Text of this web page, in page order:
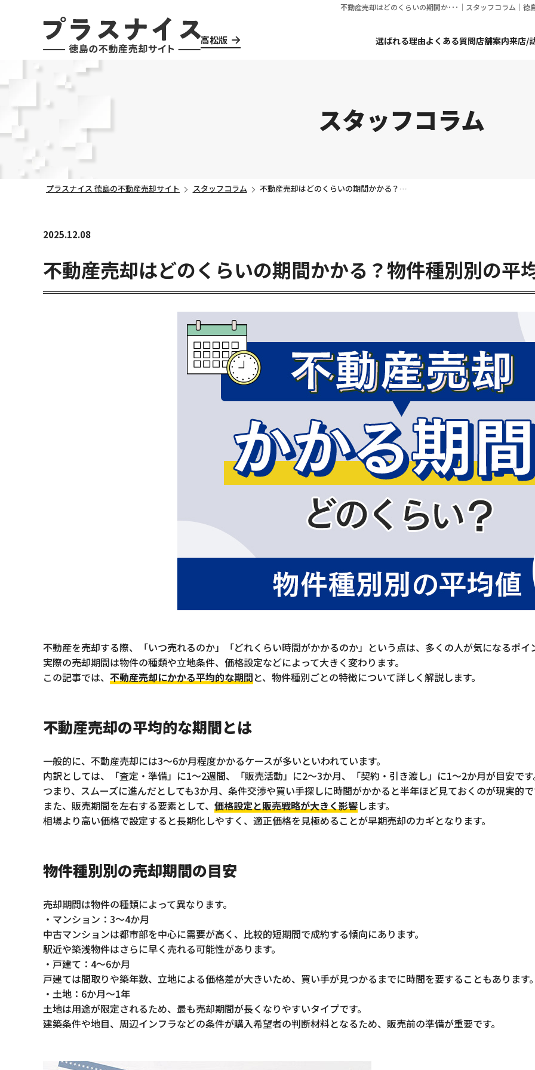
不動産売却はどのくらいの期間か･･･｜スタッフコラム｜
高松版 選ばれる理由よくある質問店舗案内来店/
プラスナイス 徳島の不動産売却サイト スタッフコラム 不動産売却はどのくらいの期間かかる？物件種別別の平均値
スタッフコラム
2025.12.08
不動産売却はどのくらいの期間かかる？物件種別別の平
不動産を売却する際、「いつ売れるのか」「どれくらい時間がかかるのか」という点は、多くの人が気になるポイ
実際の売却期間は物件の種類や立地条件、価格設定などによって大きく変わります。
この記事では、 不動産売却にかかる平均的な期間と、物件種別ごとの特徴について詳しく解説します。
不動産売却の平均的な期間とは
一般的に、不動産売却には3〜6か月程度かかるケースが多いといわれています。
内訳としては、「査定・準備」に1〜2週間、「販売活動」に2〜3か月、「契約・引き渡し」に1〜2か月が目安で
つまり、スムーズに進んだとしても3か月、条件交渉や買い手探しに時間がかかると半年ほど見ておくのが現実的
また、販売期間を左右する要素として、 価格設定と販売戦略が大きく影響します。
相場より高い価格で設定すると長期化しやすく、適正価格を見極めることが早期売却のカギとなります。
物件種別別の売却期間の目安
売却期間は物件の種類によって異なります。
・マンション：3〜4か月
中古マンションは都市部を中心に需要が高く、比較的短期間で成約する傾向にあります。
駅近や築浅物件はさらに早く売れる可能性があります。
・戸建て：4〜6か月
戸建ては間取りや築年数、立地による価格差が大きいため、買い手が見つかるまでに時間を要することもあります
・土地：6か月〜1年
土地は用途が限定されるため、最も売却期間が長くなりやすいタイプです。
建築条件や地目、周辺インフラなどの条件が購入希望者の判断材料となるため、販売前の準備が重要です。